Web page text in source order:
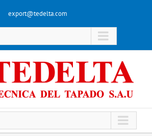
export@tedelta.com